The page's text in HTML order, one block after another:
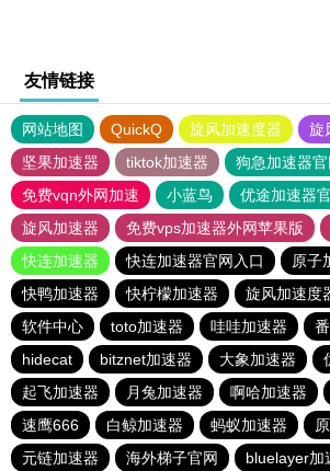
友情链接
网站地图 QuickQ 旋风加速度器
旋
坚果加速器
tiktok加速器
狗急加速器官
免费vqn外网加速
小蓝鸟 优途加速器
旋风加速器
免费vps加速器外网苹果版
快连加速器
快连加速器官网入口
原子
快鸭加速器
快柠檬加速器 旋风加速度
软件中心
toto加速器 哇哇加速器
hidecat
bitznet加速器 大象加速器
起飞加速器
月兔加速器 啊哈加速器
速鹰666
白鲸加速器 蚂蚁加速器
元链加速器
海外梯子官网 bluelayer加